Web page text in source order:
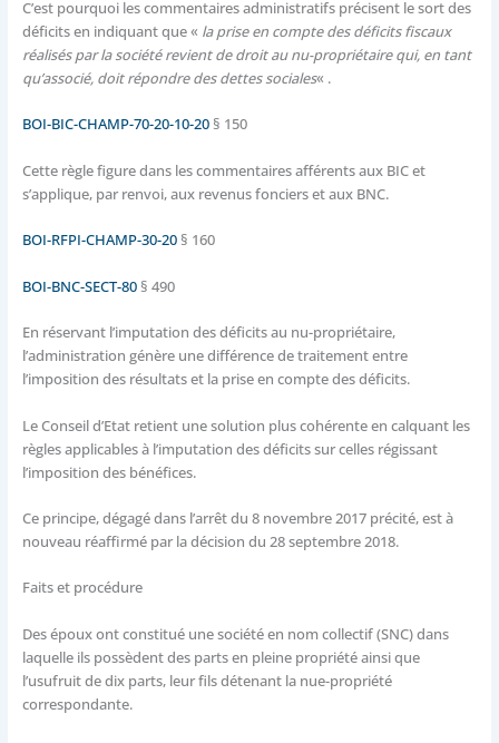
C’est pourquoi les commentaires administratifs précisent le sort des
déficits en indiquant que « la prise en compte des déficits fiscaux
réalisés par la société revient de droit au nu-propriétaire qui, en tant
qu’associé, doit répondre des dettes sociales« .
BOI-BIC-CHAMP-70-20-10-20§ 150
Cette règle figure dans les commentaires afférents aux BIC et
s’applique, par renvoi, aux revenus fonciers et aux BNC.
BOI-RFPI-CHAMP-30-20§ 160
BOI-BNC-SECT-80§ 490
En réservant l’imputation des déficits au nu-propriétaire,
l’administration génère une différence de traitement entre
l’imposition des résultats et la prise en compte des déficits.
Le Conseil d’Etat retient une solution plus cohérente en calquant les
règles applicables à l’imputation des déficits sur celles régissant
l’imposition des bénéfices.
Ce principe, dégagé dans l’arrêt du 8 novembre 2017 précité, est à
nouveau réaffirmé par la décision du 28 septembre 2018.
Faits et procédure
Des époux ont constitué une société en nom collectif (SNC) dans
laquelle ils possèdent des parts en pleine propriété ainsi que
l’usufruit de dix parts, leur fils détenant la nue-propriété
correspondante.